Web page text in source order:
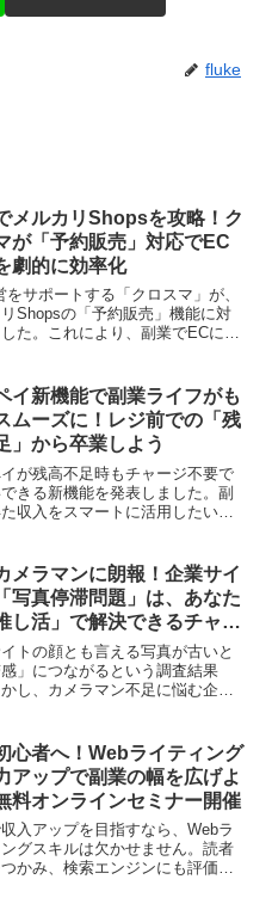
fluke
メルカリShopsを攻略！ク
が「予約販売」対応でEC
劇的に効率化
をサポートする「クロスマ」が、
Shopsの「予約販売」機能に対
た。これにより、副業でECに取
もつながります。最新情報を常に
スムーズな運営で、あなたのEC
スを強力に後押しします！
イ新機能で副業ライフがも
ムーズに！レジ前での「残
」から卒業しよう
イが残高不足時もチャージ不要で
きる新機能を発表しました。副
収入をスマートに活用したい方
メラマンに朗報！企業サイ
写真停滞問題」は、あなた
し活」で解決できるチャン
トの顔とも言える写真が古いと
感」につながるという調査結果
し、カメラマン不足に悩む企業
提供する、カメラマンと企業を
サービスに注目です！
心者へ！Webライティング
アップで副業の幅を広げよ
料オンラインセミナー開催
入アップを目指すなら、Webラ
グスキルは欠かせません。読者
かみ、検索エンジンにも評価さ